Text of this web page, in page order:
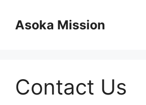
contentAsoka Mission
Contact Us